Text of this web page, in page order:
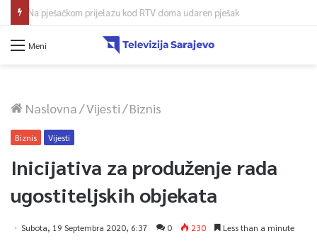
Više od 90 mladih tenisera iz 25 zemalja stiže u glavni grad BiH
Meni
Naslovna/Vijesti/Biznis
Biznis Vijesti
Inicijativa za produženje rada
ugostiteljskih objekata
Subota, 19 Septembra 2020, 6:37 0 230 Less than a minute